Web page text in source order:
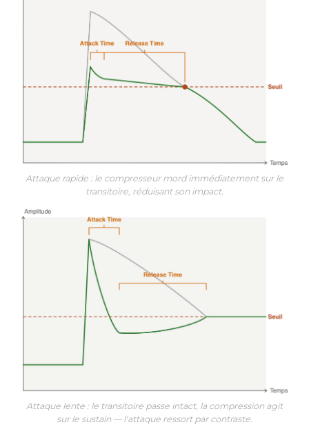
Attaque rapide : le compresseur mord immédiatement sur le
transitoire, réduisant son impact.
Attaque lente : le transitoire passe intact, la compression agit
sur le sustain — l'attaque ressort par contraste.